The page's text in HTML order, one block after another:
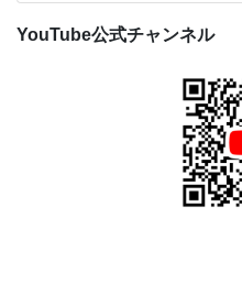
YouTube公式チャンネル